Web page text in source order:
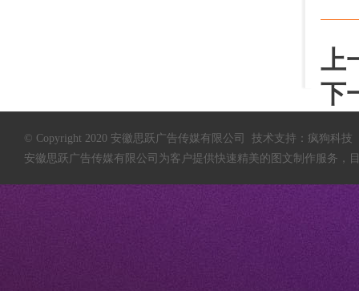
上
下
© Copyright 2020 安徽思跃广告传媒有限公司 技术支持： 疯狗科技
安徽思跃广告传媒有限公司 为客户提供快速精美的图文制作服务，